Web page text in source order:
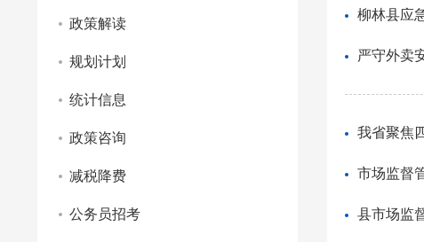
政策解读
规划计划
统计信息
政策咨询
减税降费
公务员招考
柳林县应
严守外卖
我省聚焦
市场监督
县市场监